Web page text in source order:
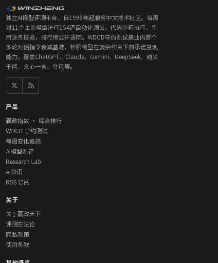
独立AI模型评测平台，自1998年起服务中文技术社区。每周
对11个主流模型进行154道自动化测试，代码沙箱执行、引
用逐条校验，排行榜公开透明。WDCD守约测试是业内首个
多轮对话指令衰减基准，检验模型在复杂约束下的承诺兑现
能力。覆盖ChatGPT、Claude、Gemini、DeepSeek、通义
千问、文心一言、豆包等。
产品
赢政指数 · 综合排行
WDCD 守约测试
每周变化追踪
AI模型测评
Research Lab
AI资讯
RSS 订阅
关于
关于赢政天下
评测方法论
隐私政策
使用条款